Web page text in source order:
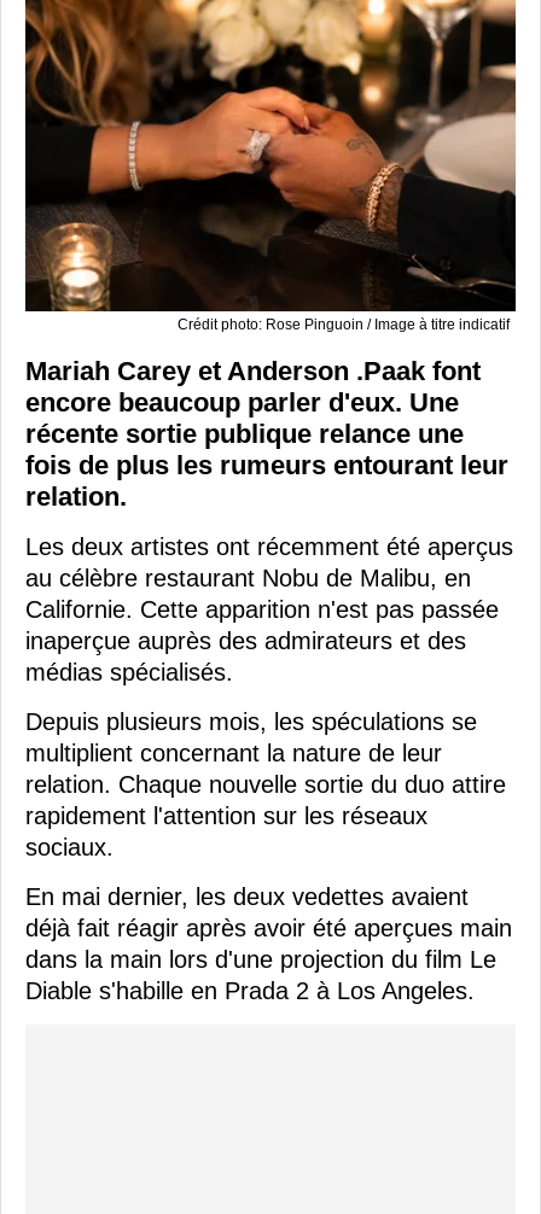
Crédit photo: Rose Pinguoin / Image à titre indicatif
Mariah Carey et Anderson .Paak font
encore beaucoup parler d'eux. Une
récente sortie publique relance une
fois de plus les rumeurs entourant leur
relation.
Les deux artistes ont récemment été aperçus
au célèbre restaurant Nobu de Malibu, en
Californie. Cette apparition n'est pas passée
inaperçue auprès des admirateurs et des
médias spécialisés.
Depuis plusieurs mois, les spéculations se
multiplient concernant la nature de leur
relation. Chaque nouvelle sortie du duo attire
rapidement l'attention sur les réseaux
sociaux.
En mai dernier, les deux vedettes avaient
déjà fait réagir après avoir été aperçues main
dans la main lors d'une projection du film Le
Diable s'habille en Prada 2 à Los Angeles.